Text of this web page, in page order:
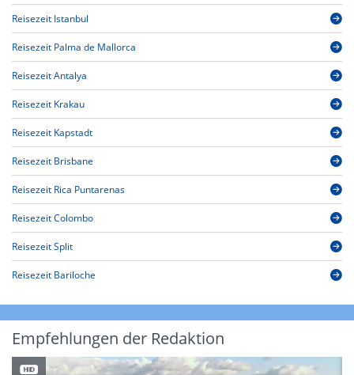
Reisezeit Istanbul
Reisezeit Palma de Mallorca
Reisezeit Antalya
Reisezeit Krakau
Reisezeit Kapstadt
Reisezeit Brisbane
Reisezeit Rica Puntarenas
Reisezeit Colombo
Reisezeit Split
Reisezeit Bariloche
Empfehlungen der Redaktion